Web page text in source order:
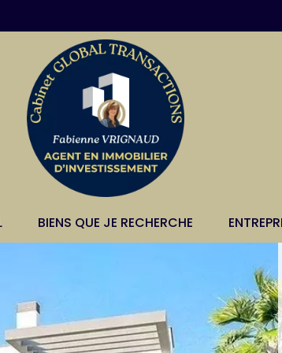
BIENS QUE JE RECHERCHE